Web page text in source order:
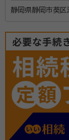
静岡県静岡市葵区